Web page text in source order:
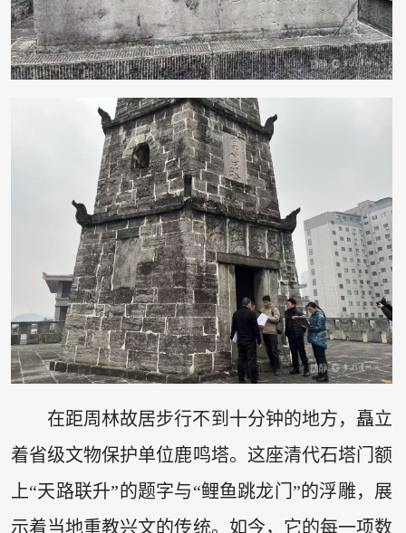
在距周林故居步行不到十分钟的地方，矗立
着省级文物保护单位鹿鸣塔。这座清代石塔门额
上“天路联升”的题字与“鲤鱼跳龙门”的浮雕，展
示着当地重教兴文的传统。如今，它的每一项数